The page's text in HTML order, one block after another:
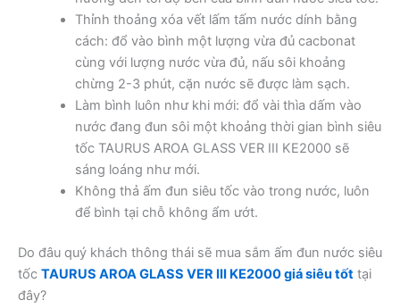
Thỉnh thoảng xóa vết lấm tấm nước dính bằng
cách: đổ vào bình một lượng vừa đủ cacbonat
cùng với lượng nước vừa đủ, nấu sôi khoảng
chừng 2-3 phút, cặn nước sẽ được làm sạch.
Làm bình luôn như khi mới: đổ vài thìa dấm vào
nước đang đun sôi một khoảng thời gian bình siêu
tốc TAURUS AROA GLASS VER III KE2000 sẽ
sáng loáng như mới.
Không thả ấm đun siêu tốc vào trong nước, luôn
để bình tại chỗ không ẩm ướt.
Do đâu quý khách thông thái sẽ mua sắm ấm đun nước siêu
tốc TAURUS AROA GLASS VER III KE2000 giá siêu tốt tại
đây?